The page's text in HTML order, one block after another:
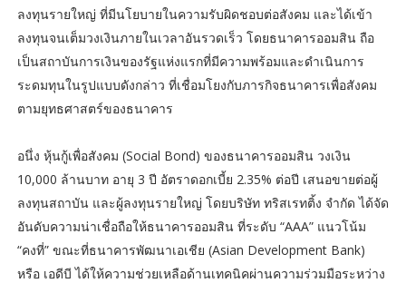
ลงทุนรายใหญ่ ที่มีนโยบายในความรับผิดชอบต่อสังคม และได้เข้า
ลงทุนจนเต็มวงเงินภายในเวลาอันรวดเร็ว โดยธนาคารออมสิน ถือ
เป็นสถาบันการเงินของรัฐแห่งแรกที่มีความพร้อมและดำเนินการ
ระดมทุนในรูปแบบดังกล่าว ที่เชื่อมโยงกับภารกิจธนาคารเพื่อสังคม
ตามยุทธศาสตร์ของธนาคาร
อนึ่ง หุ้นกู้เพื่อสังคม (Social Bond) ของธนาคารออมสิน วงเงิน
10,000 ล้านบาท อายุ 3 ปี อัตราดอกเบี้ย 2.35% ต่อปี เสนอขายต่อผู้
ลงทุนสถาบัน และผู้ลงทุนรายใหญ่ โดยบริษัท ทริสเรทติ้ง จำกัด ได้จัด
อันดับความน่าเชื่อถือให้ธนาคารออมสิน ที่ระดับ “AAA” แนวโน้ม
“คงที่” ขณะที่ธนาคารพัฒนาเอเชีย (Asian Development Bank)
หรือ เอดีบี ได้ให้ความช่วยเหลือด้านเทคนิคผ่านความร่วมมือระหว่าง